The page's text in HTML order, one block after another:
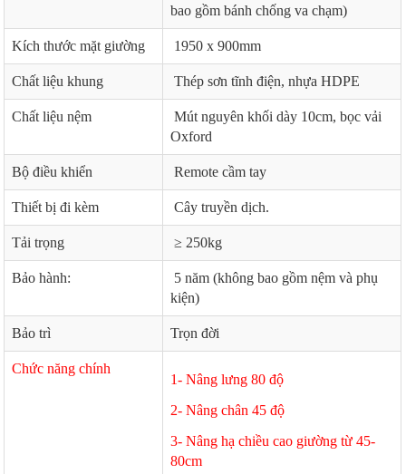
bao gồm bánh chống va chạm)
Kích thước mặt giường 1950 x 900mm
Chất liệu khung Thép sơn tĩnh điện, nhựa HDPE
Chất liệu nệm
Mút nguyên khối dày 10cm, bọc vải
Oxford
Bộ điều khiển Remote cầm tay
Thiết bị đi kèm Cây truyền dịch.
Tải trọng ≥ 250kg
Bảo hành:
5 năm (không bao gồm nệm và phụ
kiện)
Bảo trì Trọn đời
Chức năng chính
1- Nâng lưng 80 độ
2- Nâng chân 45 độ
3- Nâng hạ chiều cao giường từ 45-
80cm